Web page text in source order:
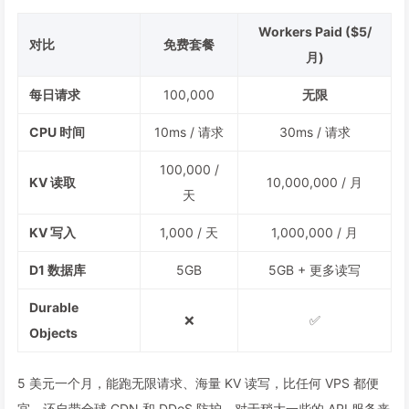
对比 免费套餐
Workers Paid ($5/
月)
每日请求 100,000 无限
CPU 时间 10ms / 请求 30ms / 请求
KV 读取
100,000 /
天
10,000,000 / 月
KV 写入 1,000 / 天 1,000,000 / 月
D1 数据库 5GB 5GB + 更多读写
Durable
Objects
❌ ✅
5 美元一个月，能跑无限请求、海量 KV 读写，比任何 VPS 都便